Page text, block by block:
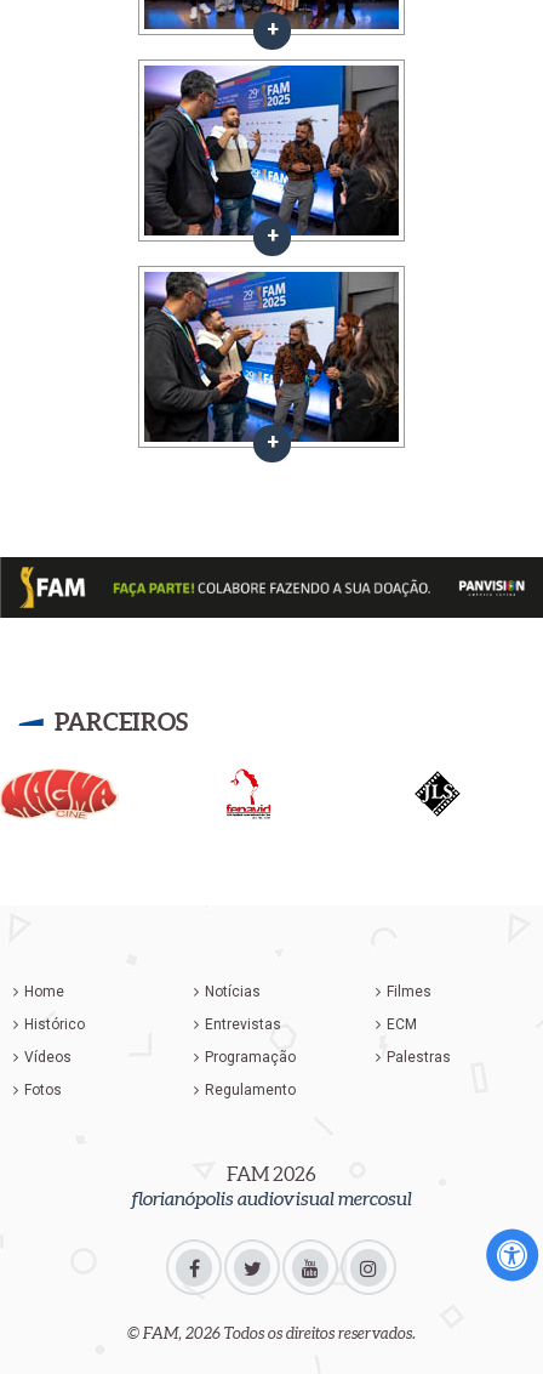
PARCEIROS
Home
Histórico
Vídeos
Fotos
Notícias
Entrevistas
Programação
Regulamento
Filmes
ECM
Palestras
FAM 2026
florianópolis audiovisual mercosul
© FAM, 2026 Todos os direitos reservados.